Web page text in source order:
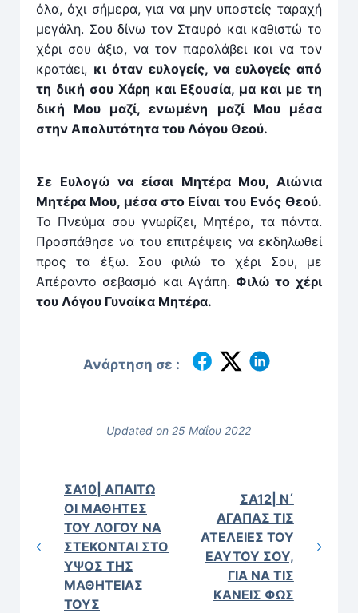
όλα, όχι σήμερα, για να μην υποστείς ταραχή
μεγάλη. Σου δίνω τον Σταυρό και καθιστώ το
χέρι σου άξιο, να τον παραλάβει και να τον
κρατάει, κι όταν ευλογείς, να ευλογείς από
τη δική σου Χάρη και Εξουσία, μα και με τη
δική Μου μαζί, ενωμένη μαζί Μου μέσα
στην Απολυτότητα του Λόγου Θεού.
Σε Ευλογώ να είσαι Μητέρα Μου, Αιώνια
Μητέρα Μου, μέσα στο Είναι του Ενός Θεού.
Το Πνεύμα σου γνωρίζει, Μητέρα, τα πάν­τα.
Προσπάθησε να του επιτρέψεις να εκδηλωθεί
προς τα έξω. Σου φιλώ το χέρι Σου, με
Απέραν­το σεβασμό και Αγάπη. Φιλώ το χέρι
του Λόγου Γυναίκα Μητέρα.
Ανάρτηση σε :
Updated on 25 Μαΐου 2022
ΣΑ10| ΑΠΑΙΤΩ
ΟΙ ΜΑΘΗΤΕΣ
ΤΟΥ ΛΟΓΟΥ ΝΑ
ΣΤΕΚΟΝΤΑΙ ΣΤΟ
ΥΨΟΣ ΤΗΣ
ΜΑΘΗΤΕΙΑΣ
ΤΟΥΣ
ΣΑ12| Ν΄
ΑΓΑΠΑΣ ΤΙΣ
ΑΤΕΛΕΙΕΣ ΤΟΥ
ΕΑΥΤΟΥ ΣΟΥ,
ΓΙΑ ΝΑ ΤΙΣ
ΚΑΝΕΙΣ ΦΩΣ